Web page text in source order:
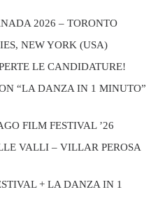
2026 – TORONTO
NEW YORK (USA)
LE CANDIDATURE!
“LA DANZA IN 1 MINUTO”
FILM FESTIVAL ’26
VALLI – VILLAR PEROSA
+ LA DANZA IN 1